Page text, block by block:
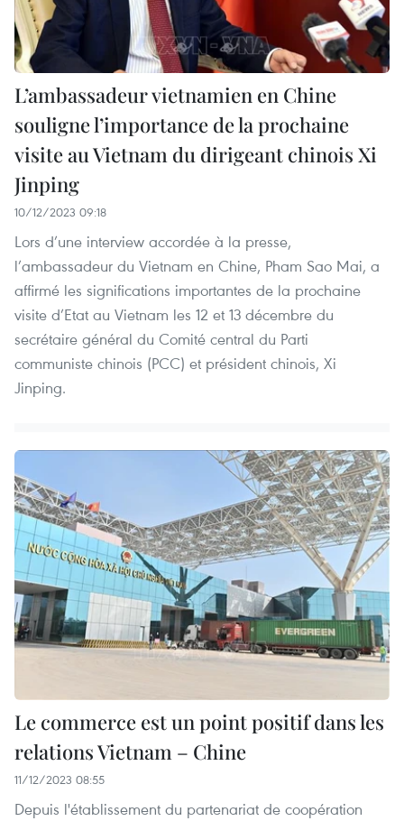
L’ambassadeur vietnamien en Chine
souligne l’importance de la prochaine
visite au Vietnam du dirigeant chinois Xi
Jinping
10/12/2023 09:18
Lors d’une interview accordée à la presse,
l’ambassadeur du Vietnam en Chine, Pham Sao Mai, a
affirmé les significations importantes de la prochaine
visite d’Etat au Vietnam les 12 et 13 décembre du
secrétaire général du Comité central du Parti
communiste chinois (PCC) et président chinois, Xi
Jinping.
Le commerce est un point positif dans les
relations Vietnam – Chine
11/12/2023 08:55
Depuis l'établissement du partenariat de coopération